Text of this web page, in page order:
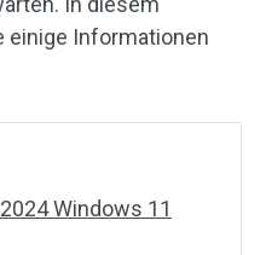
einige Informationen
Windows 11